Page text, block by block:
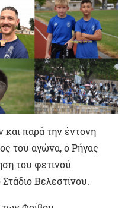
παρά την έντονη
του αγώνα, ο Ρήγας
του φετινού
Βελεστίνου.